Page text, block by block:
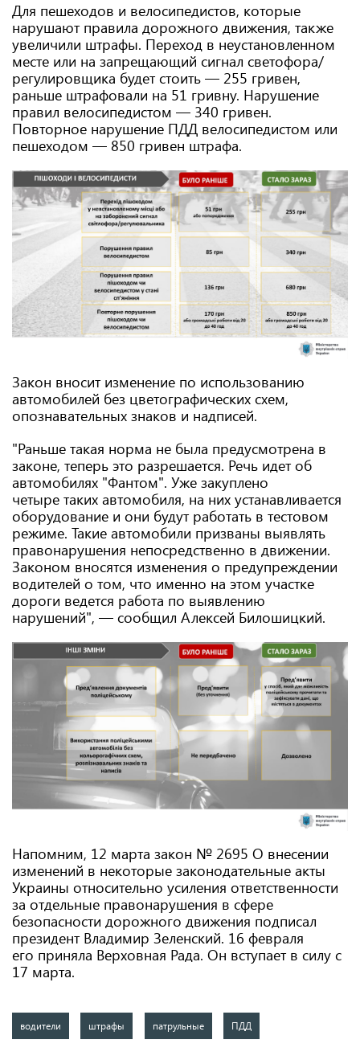
Для пешеходов и велосипедистов, которые
нарушают правила дорожного движения, также
увеличили штрафы. Переход в неустановленном
месте или на запрещающий сигнал светофора/
регулировщика будет стоить — 255 гривен,
раньше штрафовали на 51 гривну. Нарушение
правил велосипедистом — 340 гривен.
Повторное нарушение ПДД велосипедистом или
пешеходом — 850 гривен штрафа.
Закон вносит изменение по использованию
автомобилей без цветографических схем,
опознавательных знаков и надписей.
"Раньше такая норма не была предусмотрена в
законе, теперь это разрешается. Речь идет об
автомобилях "Фантом". Уже закуплено
четыре таких автомобиля, на них устанавливается
оборудование и они будут работать в тестовом
режиме. Такие автомобили призваны выявлять
правонарушения непосредственно в движении.
Законом вносятся изменения о предупреждении
водителей о том, что именно на этом участке
дороги ведется работа по выявлению
нарушений", — сообщил Алексей Билошицкий.
Напомним, 12 марта закон № 2695 О внесении
изменений в некоторые законодательные акты
Украины относительно усиления ответственности
за отдельные правонарушения в сфере
безопасности дорожного движения подписал
президент Владимир Зеленский. 16 февраля
его приняла Верховная Рада. Он вступает в силу с
17 марта.
водители штрафы патрульные ПДД